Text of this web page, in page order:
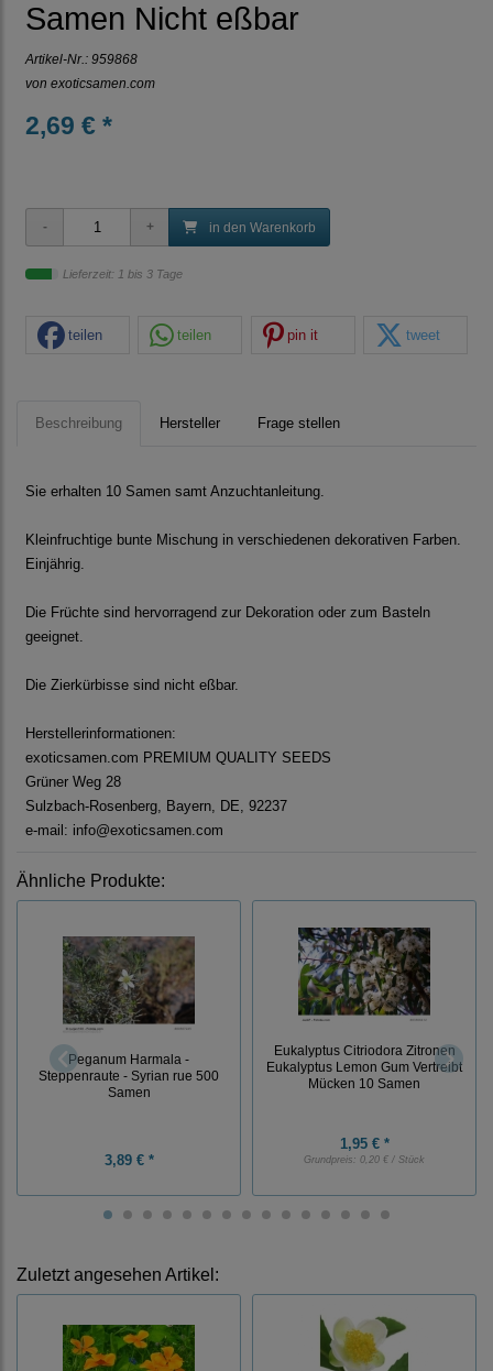
Samen Nicht eßbar
Artikel-Nr.: 959868
von exoticsamen.com
2,69 € *
in den Warenkorb
Lieferzeit: 1 bis 3 Tage
teilen teilen pin it tweet
Beschreibung Hersteller Frage stellen
Sie erhalten 10 Samen samt Anzuchtanleitung.
Kleinfruchtige bunte Mischung in verschiedenen dekorativen Farben.
Einjährig.
Die Früchte sind hervorragend zur Dekoration oder zum Basteln
geeignet.
Die Zierkürbisse sind nicht eßbar.
Herstellerinformationen:
exoticsamen.com PREMIUM QUALITY SEEDS
Grüner Weg 28
Sulzbach-Rosenberg, Bayern, DE, 92237
e-mail: info@exoticsamen.com
Ähnliche Produkte:
Peganum Harmala -
Steppenraute - Syrian rue 500
Samen
3,89 € *
Eukalyptus Citriodora Zitronen
Eukalyptus Lemon Gum Vertreibt
Mücken 10 Samen
1,95 € *
Grundpreis: 0,20 € / Stück
Zuletzt angesehen Artikel: